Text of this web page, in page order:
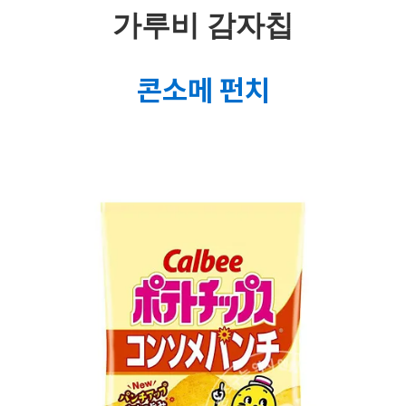
가루비 감자칩
콘소메 펀치